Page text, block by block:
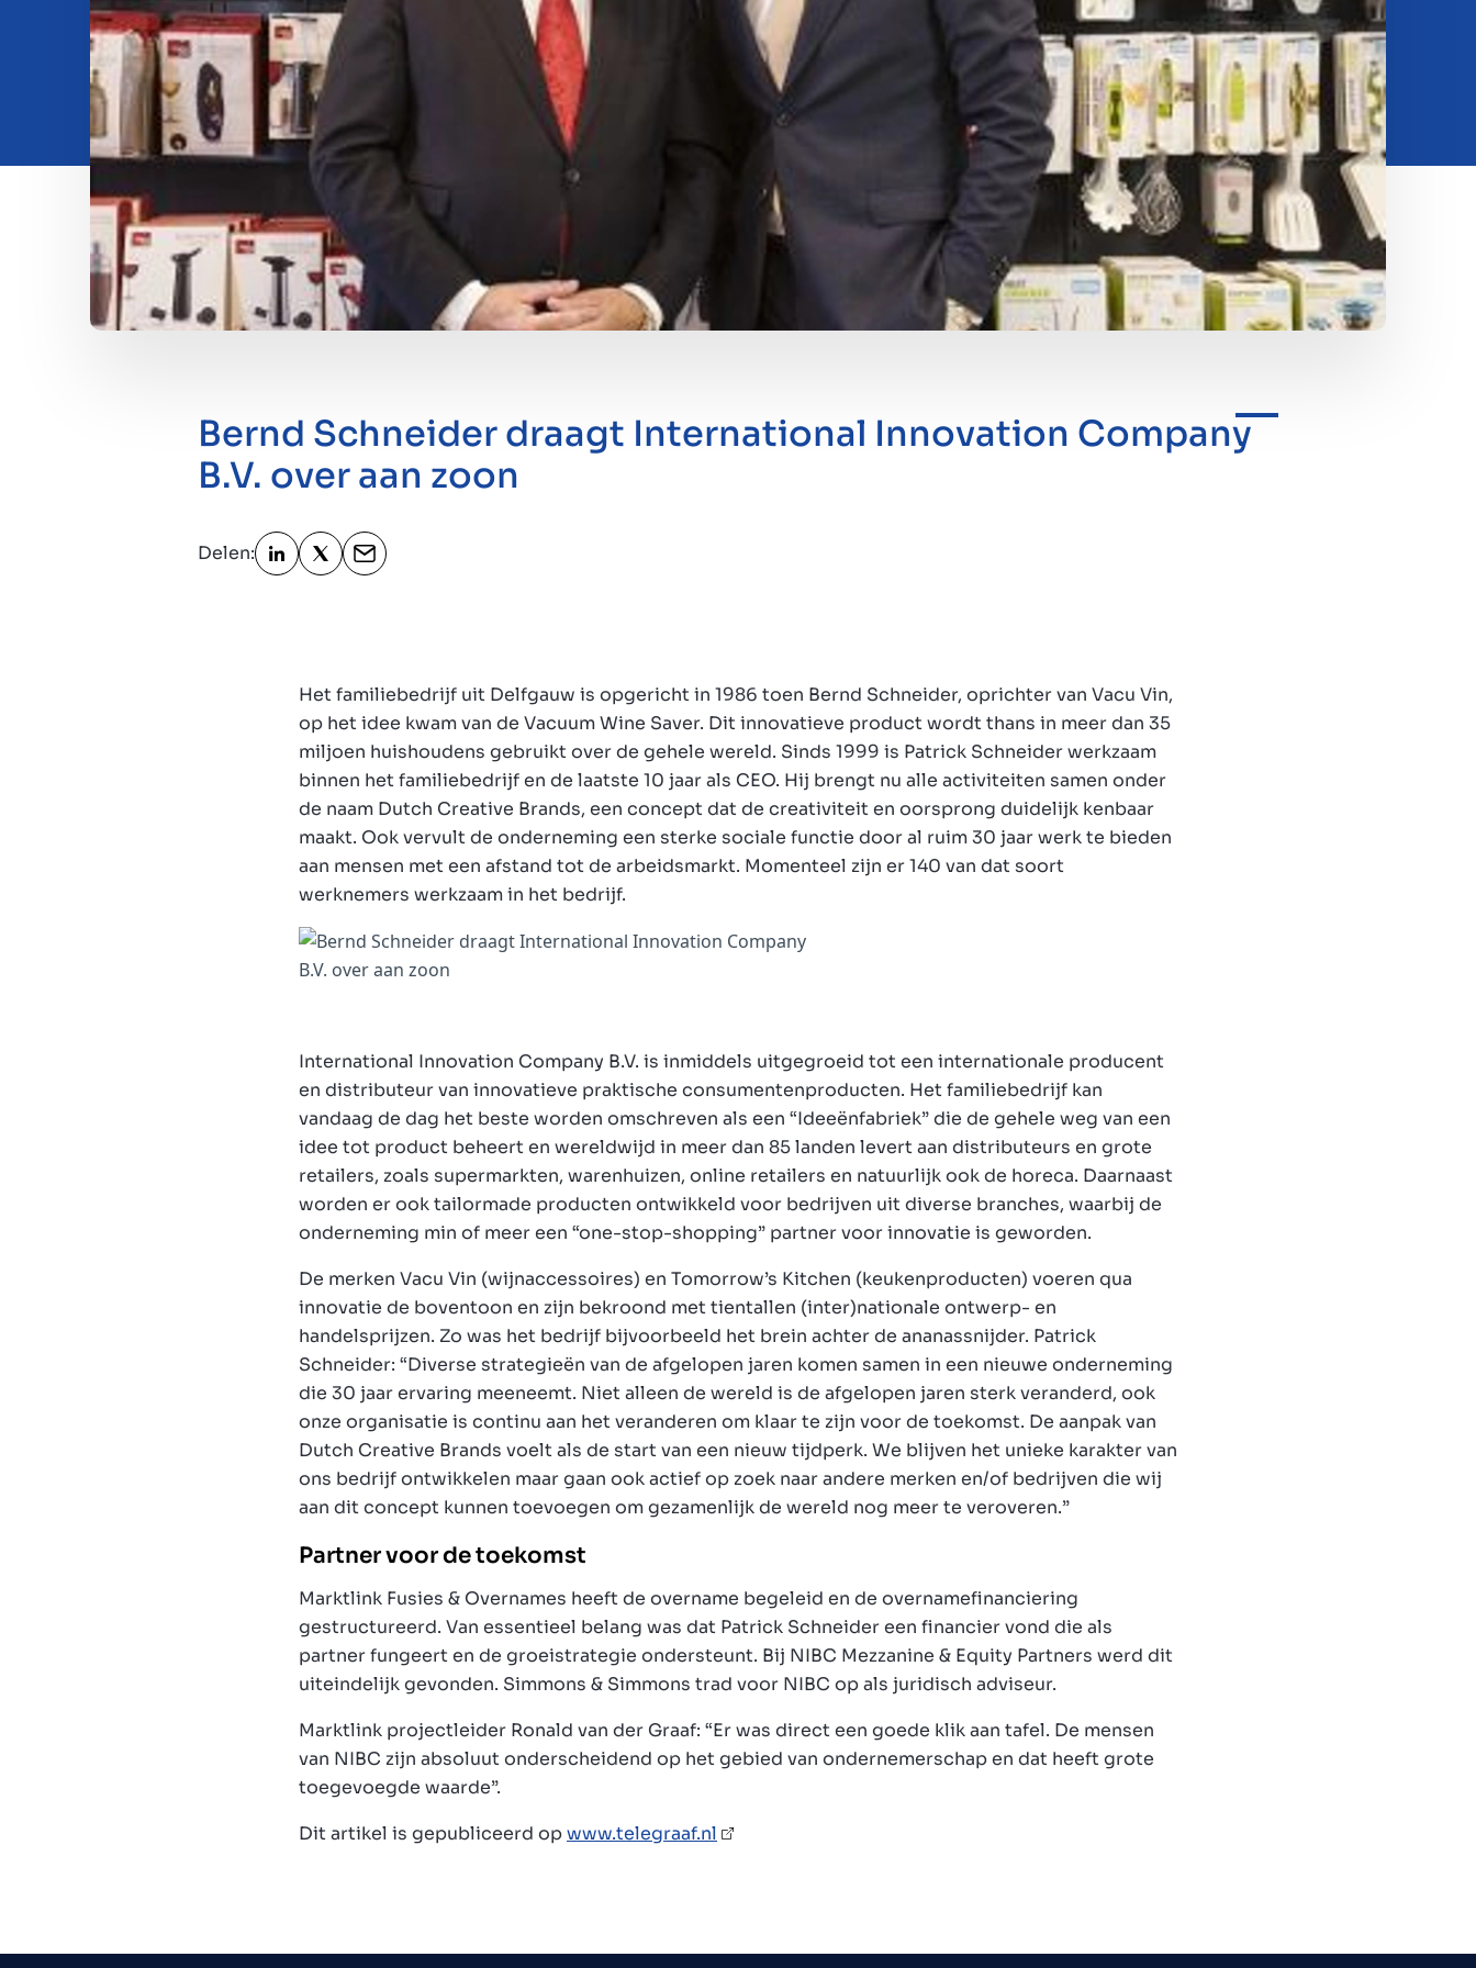
Investeren
Insights
Over ons
Bernd Schneider draagt International Innovation Company
B.V. over aan zoon
Delen:
Het familiebedrijf uit Delfgauw is opgericht in 1986 toen Bernd Schneider, oprichter van Vacu Vin,
op het idee kwam van de Vacuum Wine Saver. Dit innovatieve product wordt thans in meer dan 35
miljoen huishoudens gebruikt over de gehele wereld. Sinds 1999 is Patrick Schneider werkzaam
binnen het familiebedrijf en de laatste 10 jaar als CEO. Hij brengt nu alle activiteiten samen onder
de naam Dutch Creative Brands, een concept dat de creativiteit en oorsprong duidelijk kenbaar
maakt. Ook vervult de onderneming een sterke sociale functie door al ruim 30 jaar werk te bieden
aan mensen met een afstand tot de arbeidsmarkt. Momenteel zijn er 140 van dat soort
werknemers werkzaam in het bedrijf.
International Innovation Company B.V. is inmiddels uitgegroeid tot een internationale producent
en distributeur van innovatieve praktische consumentenproducten. Het familiebedrijf kan
vandaag de dag het beste worden omschreven als een “Ideeënfabriek” die de gehele weg van een
idee tot product beheert en wereldwijd in meer dan 85 landen levert aan distributeurs en grote
retailers, zoals supermarkten, warenhuizen, online retailers en natuurlijk ook de horeca. Daarnaast
worden er ook tailormade producten ontwikkeld voor bedrijven uit diverse branches, waarbij de
onderneming min of meer een “one-stop-shopping” partner voor innovatie is geworden.
De merken Vacu Vin (wijnaccessoires) en Tomorrow’s Kitchen (keukenproducten) voeren qua
innovatie de boventoon en zijn bekroond met tientallen (inter)nationale ontwerp- en
handelsprijzen. Zo was het bedrijf bijvoorbeeld het brein achter de ananassnijder. Patrick
Schneider: “Diverse strategieën van de afgelopen jaren komen samen in een nieuwe onderneming
die 30 jaar ervaring meeneemt. Niet alleen de wereld is de afgelopen jaren sterk veranderd, ook
onze organisatie is continu aan het veranderen om klaar te zijn voor de toekomst. De aanpak van
Dutch Creative Brands voelt als de start van een nieuw tijdperk. We blijven het unieke karakter van
ons bedrijf ontwikkelen maar gaan ook actief op zoek naar andere merken en/of bedrijven die wij
aan dit concept kunnen toevoegen om gezamenlijk de wereld nog meer te veroveren.”
Partner voor de toekomst
Marktlink Fusies & Overnames heeft de overname begeleid en de overnamefinanciering
gestructureerd. Van essentieel belang was dat Patrick Schneider een financier vond die als
partner fungeert en de groeistrategie ondersteunt. Bij NIBC Mezzanine & Equity Partners werd dit
uiteindelijk gevonden. Simmons & Simmons trad voor NIBC op als juridisch adviseur.
Marktlink projectleider Ronald van der Graaf: “Er was direct een goede klik aan tafel. De mensen
van NIBC zijn absoluut onderscheidend op het gebied van ondernemerschap en dat heeft grote
toegevoegde waarde”.
Dit artikel is gepubliceerd opwww.telegraaf.nl